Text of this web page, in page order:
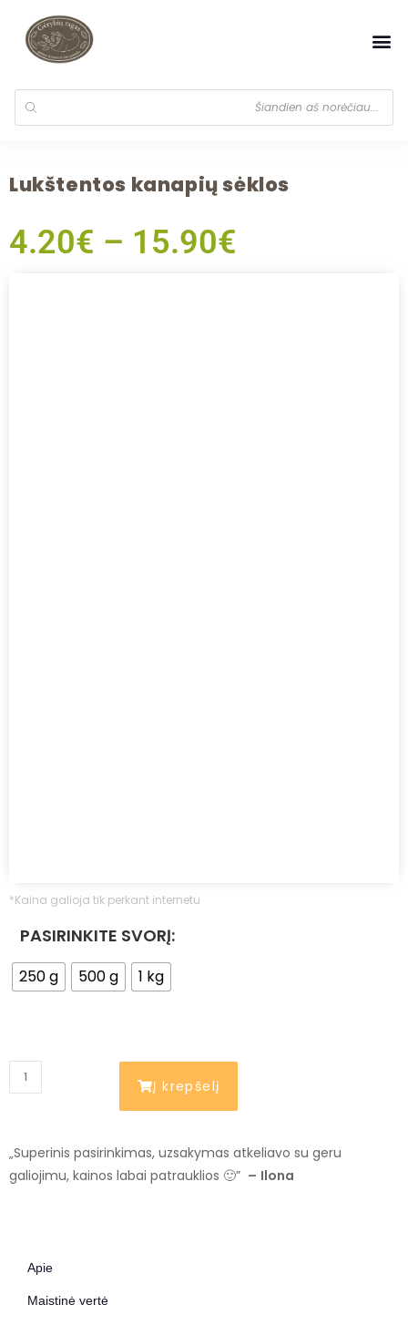
Lukštentos kanapių sėklos
4.20€ – 15.90€
*Kaina galioja tik perkant internetu
PASIRINKITE SVORĮ:
250 g 500 g 1 kg
Į krepšelį
„Superinis pasirinkimas, uzsakymas atkeliavo su geru
galiojimu, kainos labai patrauklios 🙂” – Ilona
Apie
Maistinė vertė